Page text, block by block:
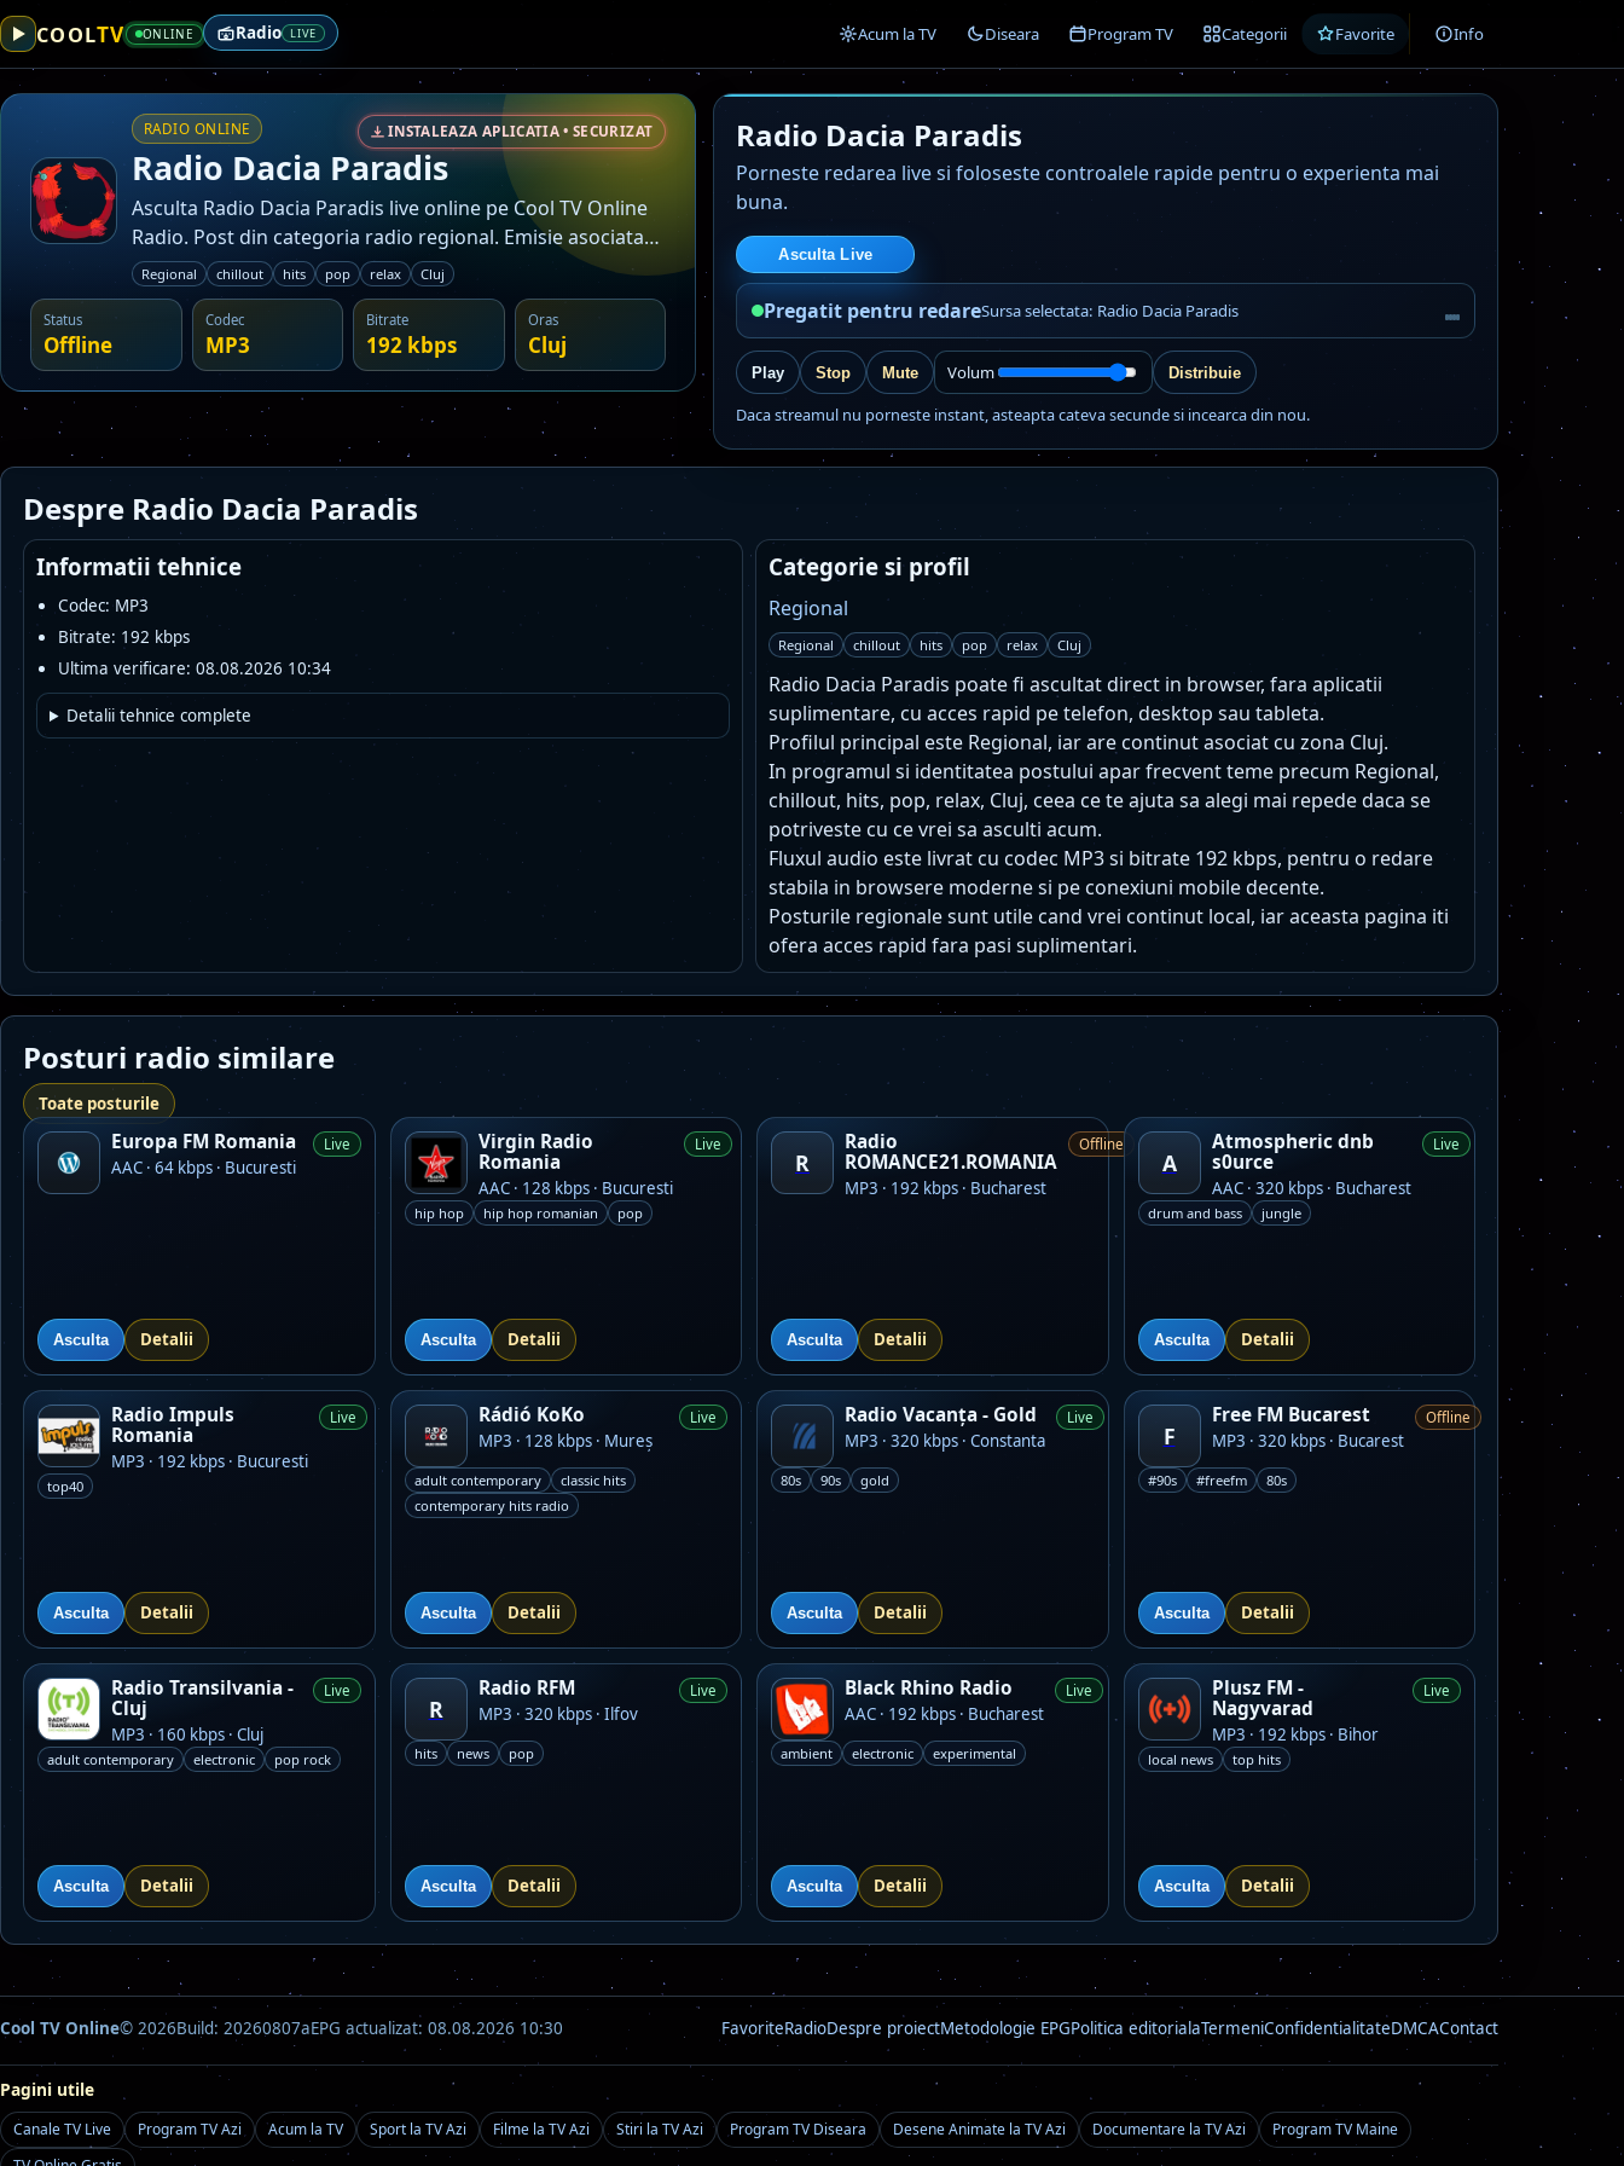
COOLTV ONLINE Radio LIVE Acum la TV Diseara Program TV Categorii Favorite Info
RADIO ONLINE INSTALEAZA APLICATIA • SECURIZAT
Radio Dacia Paradis
Asculta Radio Dacia Paradis live online pe Cool TV Online
Radio. Post din categoria radio regional. Emisie asociata
cu zona Cluj.
Regional chillout hits pop relax Cluj
Status
Offline
Codec
MP3
Bitrate
192 kbps
Oras
Cluj
Radio Dacia Paradis
Porneste redarea live si foloseste controalele rapide pentru o experienta mai
buna.
Asculta Live
Pregatit pentru redareSursa selectata: Radio Dacia Paradis
Play Stop Mute Volum Distribuie
Daca streamul nu porneste instant, asteapta cateva secunde si incearca din nou.
Despre Radio Dacia Paradis
Informatii tehnice
Codec: MP3
Bitrate: 192 kbps
Ultima verificare: 08.08.2026 10:34
Detalii tehnice complete
Categorie si profil
Regional
Regional chillout hits pop relax Cluj
Radio Dacia Paradis poate fi ascultat direct in browser, fara aplicatii
suplimentare, cu acces rapid pe telefon, desktop sau tableta.
Profilul principal este Regional, iar are continut asociat cu zona Cluj.
In programul si identitatea postului apar frecvent teme precum Regional,
chillout, hits, pop, relax, Cluj, ceea ce te ajuta sa alegi mai repede daca se
potriveste cu ce vrei sa asculti acum.
Fluxul audio este livrat cu codec MP3 si bitrate 192 kbps, pentru o redare
stabila in browsere moderne si pe conexiuni mobile decente.
Posturile regionale sunt utile cand vrei continut local, iar aceasta pagina iti
ofera acces rapid fara pasi suplimentari.
Posturi radio similare
Toate posturile
Europa FM Romania
AAC · 64 kbps · Bucuresti
Live
Asculta Detalii
Virgin Radio
Romania
AAC · 128 kbps · Bucuresti
Live
hip hop hip hop romanian pop
Asculta Detalii
R
Radio
ROMANCE21.ROMANIA
MP3 · 192 kbps · Bucharest
Offline
Asculta Detalii
A
Atmospheric dnb
s0urce
AAC · 320 kbps · Bucharest
Live
drum and bass jungle
Asculta Detalii
Radio Impuls
Romania
MP3 · 192 kbps · Bucuresti
Live
top40
Asculta Detalii
Rádió KoKo
MP3 · 128 kbps · Mureș
Live
adult contemporary
classic hits
contemporary hits radio
Asculta Detalii
Radio Vacanța - Gold
MP3 · 320 kbps · Constanta
Live
80s 90s gold
Asculta Detalii
F
Free FM Bucarest
MP3 · 320 kbps · Bucarest
Offline
#90s #freefm 80s
Asculta Detalii
Radio Transilvania -
Cluj
MP3 · 160 kbps · Cluj
Live
adult contemporary electronic pop rock
Asculta Detalii
R
Radio RFM
MP3 · 320 kbps · Ilfov
Live
hits news pop
Asculta Detalii
Black Rhino Radio
AAC · 192 kbps · Bucharest
Live
ambient electronic experimental
Asculta Detalii
Plusz FM -
Nagyvarad
MP3 · 192 kbps · Bihor
Live
local news top hits
Asculta Detalii
Cool TV Online© 2026Build: 20260807aEPG actualizat: 08.08.2026 10:30 FavoriteRadioDespre proiectMetodologie EPGPolitica editorialaTermeniConfidentialitateDMCAContact
Pagini utile
Canale TV Live Program TV Azi Acum la TV Sport la TV Azi Filme la TV Azi Stiri la TV Azi Program TV Diseara Desene Animate la TV Azi Documentare la TV Azi
Program TV Maine